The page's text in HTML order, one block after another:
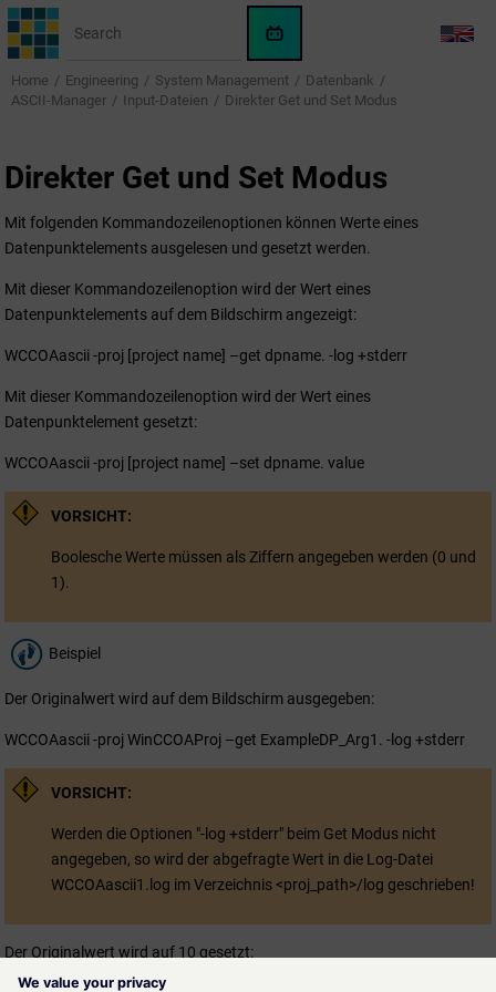
Jump to main content
WinCC
OA
KI-
LANG
Home Engineering System Management
Datenbank
ASCII-Manager
Input-Dateien Direkter Get und Set Modus
Direkter Get und Set Modus
Mit folgenden Kommandozeilenoptionen können Werte eines
Datenpunktelements ausgelesen und gesetzt werden.
Mit dieser Kommandozeilenoption wird der Wert eines
Datenpunktelements auf dem Bildschirm angezeigt:
WCCOAascii -proj [project name] –get dpname. -log +stderr
Mit dieser Kommandozeilenoption wird der Wert eines
Datenpunktelement gesetzt:
WCCOAascii -proj [project name] –set dpname. value
VORSICHT:
Boolesche Werte müssen als Ziffern angegeben werden (0 und
1).
Beispiel
Der Originalwert wird auf dem Bildschirm ausgegeben:
WCCOAascii -proj WinCCOAProj –get ExampleDP_Arg1. -log +stderr
VORSICHT:
Werden die Optionen "-log +stderr" beim Get Modus nicht
angegeben, so wird der abgefragte Wert in die Log-Datei
WCCOAascii1.log im Verzeichnis <proj_path>/log geschrieben!
Der Originalwert wird auf 10 gesetzt: